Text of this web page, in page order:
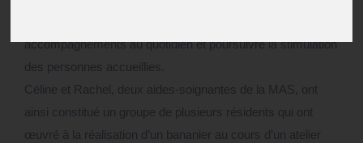
accompagnements au quotidien et poursuivre la stimulation
des personnes accueillies.
Céline et Rachel, deux aides-soignantes de la MAS, ont
ainsi constitué un groupe de plusieurs résidents qui ont
œuvré à la réalisation d’un bananier au cours d’un atelier